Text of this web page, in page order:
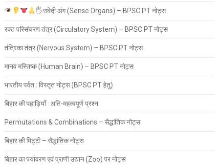
🖐संवेदी अंग (Sense Organs) – BPSC PT नोट्स
रक्त परिसंचरण तंत्र (Circulatory System) – BPSC PT नोट्स
तंत्रिका तंत्र (Nervous System) – BPSC PT नोट्स
मानव मस्तिष्क (Human Brain) – BPSC PT नोट्स
भारतीय पर्वत : विस्तृत नोट्स (BPSC PT हेतु)
बिहार की पहाड़ियाँ : अति-महत्वपूर्ण प्रश्न
Permutations & Combinations – सैद्धांतिक नोट्स
बिहार की मिट्टी – सैद्धांतिक नोट्स
बिहार का पर्यावरण एवं प्राणी उद्यान (Zoo) पर नोट्स